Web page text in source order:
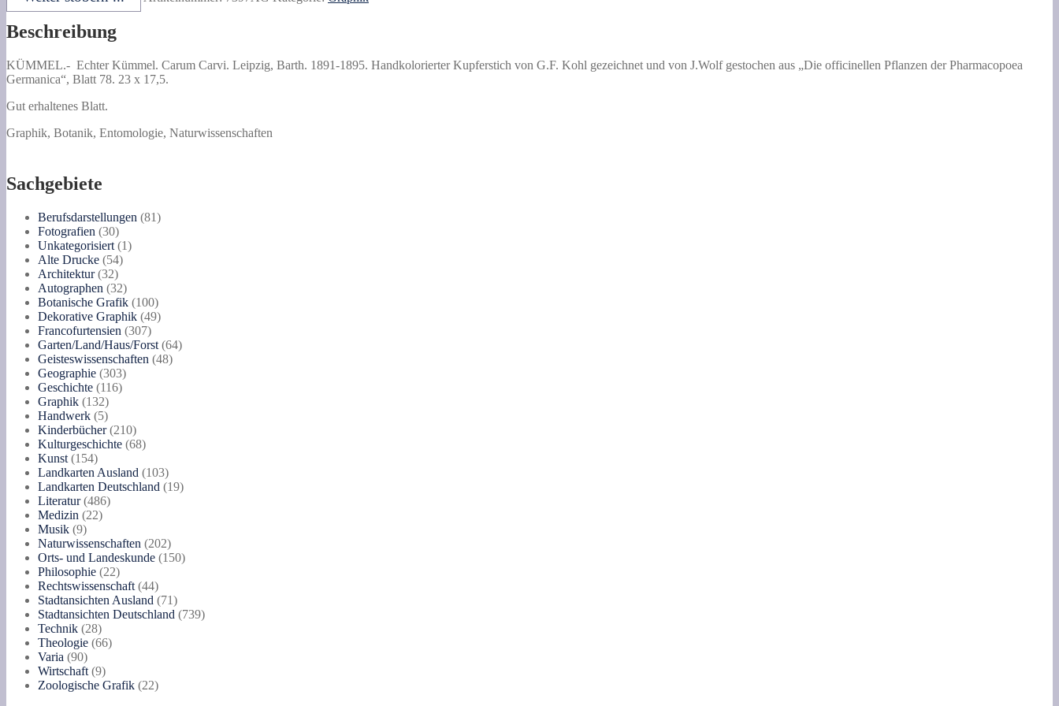
Carvi.
Beschreibung
KÜMMEL.- Echter Kümmel. Carum Carvi. Leipzig, Barth. 1891-1895. Handkolorierter Kupferstich von G.F. Kohl gezeichnet und von J.Wolf gestochen aus „Die officinellen Pflanzen der Pharmacopoea
Germanica“, Blatt 78. 23 x 17,5.
Gut erhaltenes Blatt.
Graphik, Botanik, Entomologie, Naturwissenschaften
Sachgebiete
Berufsdarstellungen 8181
Fotografien 3030
Produkte
Unkategorisiert 11
Alte Drucke 5454
Architektur 3232
Produkte
Autographen 3232
Produkte
Botanische Grafik 100100
Produkte
Dekorative Graphik 4949
Francofurtensien 307307
Produkte
Garten/Land/Haus/Forst 6464
Geisteswissenschaften 4848
Geographie 303303
Produkte
Geschichte 116116
Graphik 132132
Produkte
Handwerk 55
Produkte
Kinderbücher 210210
Produkte
Kulturgeschichte 6868
Kunst 154154
Produkte
Landkarten Ausland 103103
Produkte
Landkarten Deutschland 1919
Literatur 486486
Medizin 2222
Musik 99
Produkte
Naturwissenschaften 202202
Produkte
Orts- und Landeskunde 150150
Philosophie 2222
Produkte
Rechtswissenschaft 4444
Produkte
Stadtansichten Ausland 7171
Produkte
Stadtansichten Deutschland 739739
Technik 2828
Produkte
Theologie 6666
Varia 9090
Produkte
Wirtschaft 99
Produkte
Zoologische Grafik 2222